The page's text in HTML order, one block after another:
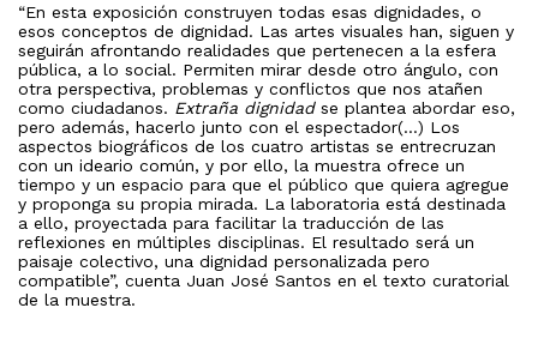
“En esta exposición construyen todas esas dignidades, o
esos conceptos de dignidad. Las artes visuales han, siguen y
seguirán afrontando realidades que pertenecen a la esfera
pública, a lo social. Permiten mirar desde otro ángulo, con
otra perspectiva, problemas y conflictos que nos atañen
como ciudadanos. Extraña dignidad se plantea abordar eso,
pero además, hacerlo junto con el espectador(…) Los
aspectos biográficos de los cuatro artistas se entrecruzan
con un ideario común, y por ello, la muestra ofrece un
tiempo y un espacio para que el público que quiera agregue
y proponga su propia mirada. La laboratoria está destinada
a ello, proyectada para facilitar la traducción de las
reflexiones en múltiples disciplinas. El resultado será un
paisaje colectivo, una dignidad personalizada pero
compatible”, cuenta Juan José Santos en el texto curatorial
de la muestra.